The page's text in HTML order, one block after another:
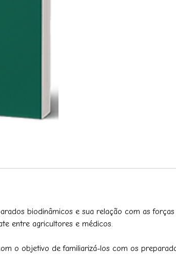
biodinâmicos e sua relação com as
entre agricultores e médicos.
o objetivo de familiarizá-los com os